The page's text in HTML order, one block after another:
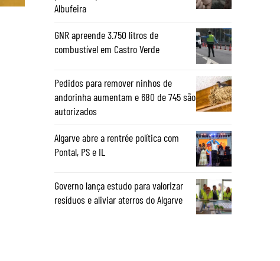
Albufeira
GNR apreende 3.750 litros de
combustível em Castro Verde
Pedidos para remover ninhos de
andorinha aumentam e 680 de 745 são
autorizados
Algarve abre a rentrée política com
Pontal, PS e IL
Governo lança estudo para valorizar
resíduos e aliviar aterros do Algarve